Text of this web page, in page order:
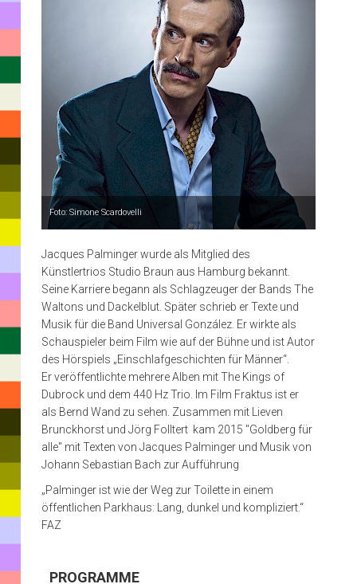
Künstlertrios
Braun
aus
Hamburg
bekannt.
Seine
Karriere
begann
als
Schlagzeuger
der
Band
The
Waltons
in
Berlin,
nach
seinem
Umzug
Foto: Simone Scardovelli
Jacques Palminger wurde als Mitglied des
Künstlertrios Studio Braun aus Hamburg bekannt.
Seine Karriere begann als Schlagzeuger der Bands The
Waltons und Dackelblut. Später schrieb er Texte und
Musik für die Band Universal González. Er wirkte als
Schauspieler beim Film wie auf der Bühne und ist Autor
des Hörspiels „Einschlafgeschichten für Männer“.
Er veröffentlichte mehrere Alben mit The Kings of
Dubrock und dem 440 Hz Trio. Im Film Fraktus ist er
als Bernd Wand zu sehen. Zusammen mit Lieven
Brunckhorst und Jörg Folltert kam 2015 "Goldberg für
alle" mit Texten von Jacques Palminger und Musik von
Johann Sebastian Bach zur Aufführung
„Palminger ist wie der Weg zur Toilette in einem
öffentlichen Parkhaus: Lang, dunkel und kompliziert.“
FAZ
PROGRAMME